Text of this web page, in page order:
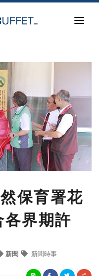
保育署花
界期許
新聞 新聞時事